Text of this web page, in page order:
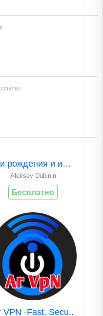
Дни рождения и име..
Aleksey Dubinin
Бесплатно
VPN -Fast, Secu..